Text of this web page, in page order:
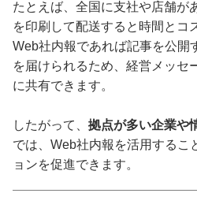
たとえば、全国に支社や店舗が
を印刷して配送すると時間とコ
Web社内報であれば記事を公開
を届けられるため、経営メッセ
に共有できます。
したがって、 拠点が多い企業や
では、Web社内報を活用するこ
ョンを促進できます。